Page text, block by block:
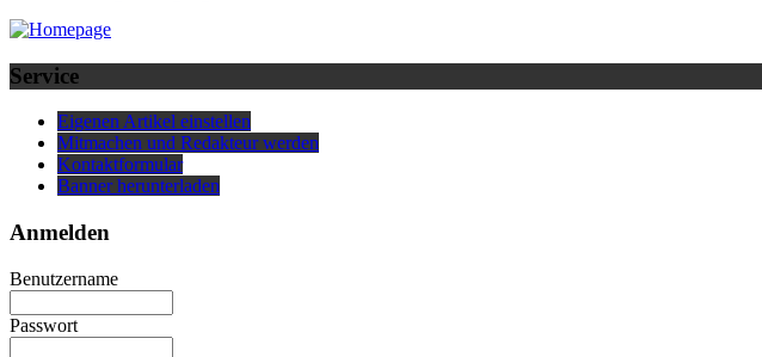
Service
Eigenen Artikel einstellen
Mitmachen und Redakteur werden
Kontaktformular
Banner herunterladen
Anmelden
Benutzername
Passwort